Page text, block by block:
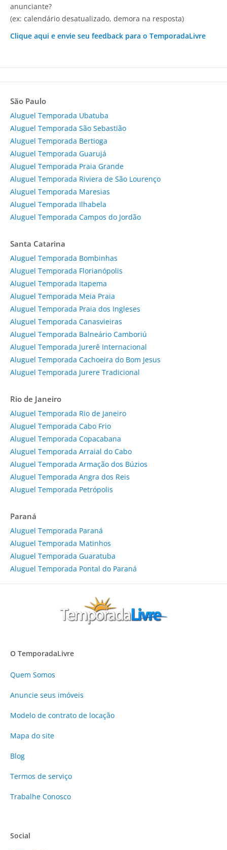
anunciante?
(ex: calendário desatualizado, demora na resposta)
Clique aqui e envie seu feedback para o TemporadaLivre
São Paulo
Aluguel Temporada Ubatuba
Aluguel Temporada São Sebastião
Aluguel Temporada Bertioga
Aluguel Temporada Guarujá
Aluguel Temporada Praia Grande
Aluguel Temporada Riviera de São Lourenço
Aluguel Temporada Maresias
Aluguel Temporada Ilhabela
Aluguel Temporada Campos do Jordão
Santa Catarina
Aluguel Temporada Bombinhas
Aluguel Temporada Florianópolis
Aluguel Temporada Itapema
Aluguel Temporada Meia Praia
Aluguel Temporada Praia dos Ingleses
Aluguel Temporada Canasvieiras
Aluguel Temporada Balneário Camboriú
Aluguel Temporada Jurerê Internacional
Aluguel Temporada Cachoeira do Bom Jesus
Aluguel Temporada Jurere Tradicional
Rio de Janeiro
Aluguel Temporada Rio de Janeiro
Aluguel Temporada Cabo Frio
Aluguel Temporada Copacabana
Aluguel Temporada Arraial do Cabo
Aluguel Temporada Armação dos Búzios
Aluguel Temporada Angra dos Reis
Aluguel Temporada Petrópolis
Paraná
Aluguel Temporada Paraná
Aluguel Temporada Matinhos
Aluguel Temporada Guaratuba
Aluguel Temporada Pontal do Paraná
O TemporadaLivre
Quem Somos
Anuncie seus imóveis
Modelo de contrato de locação
Mapa do site
Blog
Termos de serviço
Trabalhe Conosco
Social